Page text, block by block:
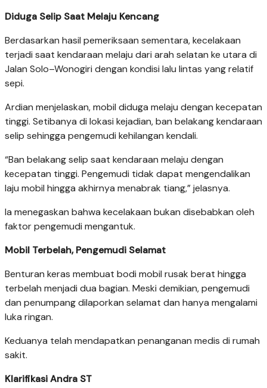
Diduga Selip Saat Melaju Kencang
Berdasarkan hasil pemeriksaan sementara, kecelakaan
terjadi saat kendaraan melaju dari arah selatan ke utara di
Jalan Solo–Wonogiri dengan kondisi lalu lintas yang relatif
sepi.
Ardian menjelaskan, mobil diduga melaju dengan kecepatan
tinggi. Setibanya di lokasi kejadian, ban belakang kendaraan
selip sehingga pengemudi kehilangan kendali.
“Ban belakang selip saat kendaraan melaju dengan
kecepatan tinggi. Pengemudi tidak dapat mengendalikan
laju mobil hingga akhirnya menabrak tiang,” jelasnya.
Ia menegaskan bahwa kecelakaan bukan disebabkan oleh
faktor pengemudi mengantuk.
Mobil Terbelah, Pengemudi Selamat
Benturan keras membuat bodi mobil rusak berat hingga
terbelah menjadi dua bagian. Meski demikian, pengemudi
dan penumpang dilaporkan selamat dan hanya mengalami
luka ringan.
Keduanya telah mendapatkan penanganan medis di rumah
sakit.
Klarifikasi Andra ST